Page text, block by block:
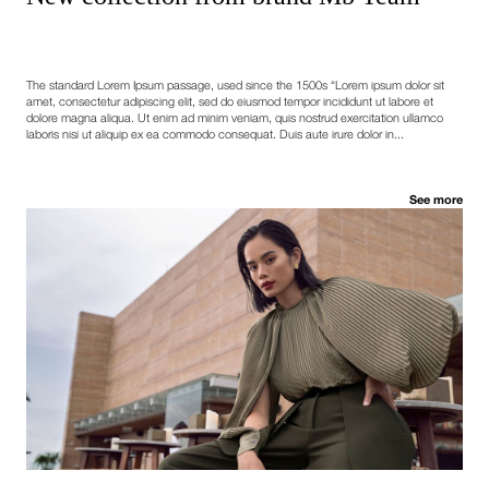
The standard Lorem Ipsum passage, used since the 1500s “Lorem ipsum dolor sit
amet, consectetur adipiscing elit, sed do eiusmod tempor incididunt ut labore et
dolore magna aliqua. Ut enim ad minim veniam, quis nostrud exercitation ullamco
laboris nisi ut aliquip ex ea commodo consequat. Duis aute irure dolor in...
See more